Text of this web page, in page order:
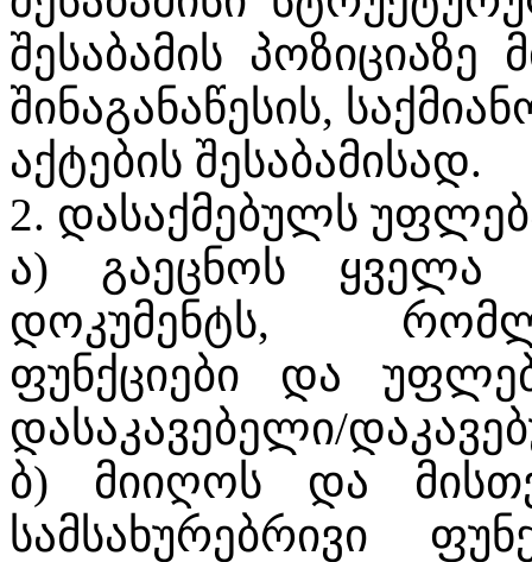
შესაბამის პოზიციაზე
შინაგანაწესის,
აქტების შესაბამისად.
2. დასაქმებულს
ა) გაეცნოს ყველა
დოკუმენტს,
ფუნქციები და
დასაკავებელი/
ბ) მიიღოს და
სამსახურებრივი